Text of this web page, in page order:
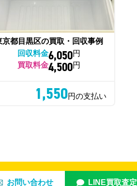
京都目黒区の買取・回収事例
回収料金6,050円
買取料金4,500円
1,550円の支払い
お問い合わせ LINE買取査定